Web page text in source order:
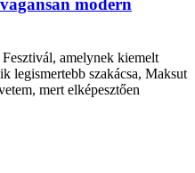
modern
amelynek kiemelt
legismertebb szakácsa, Maksut
mert elképesztően